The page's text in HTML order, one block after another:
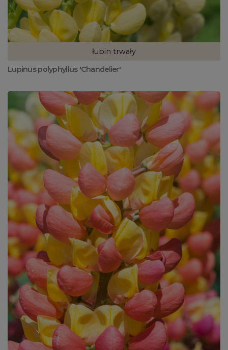
łubin trwały
Lupinus polyphyllus 'Chandelier'